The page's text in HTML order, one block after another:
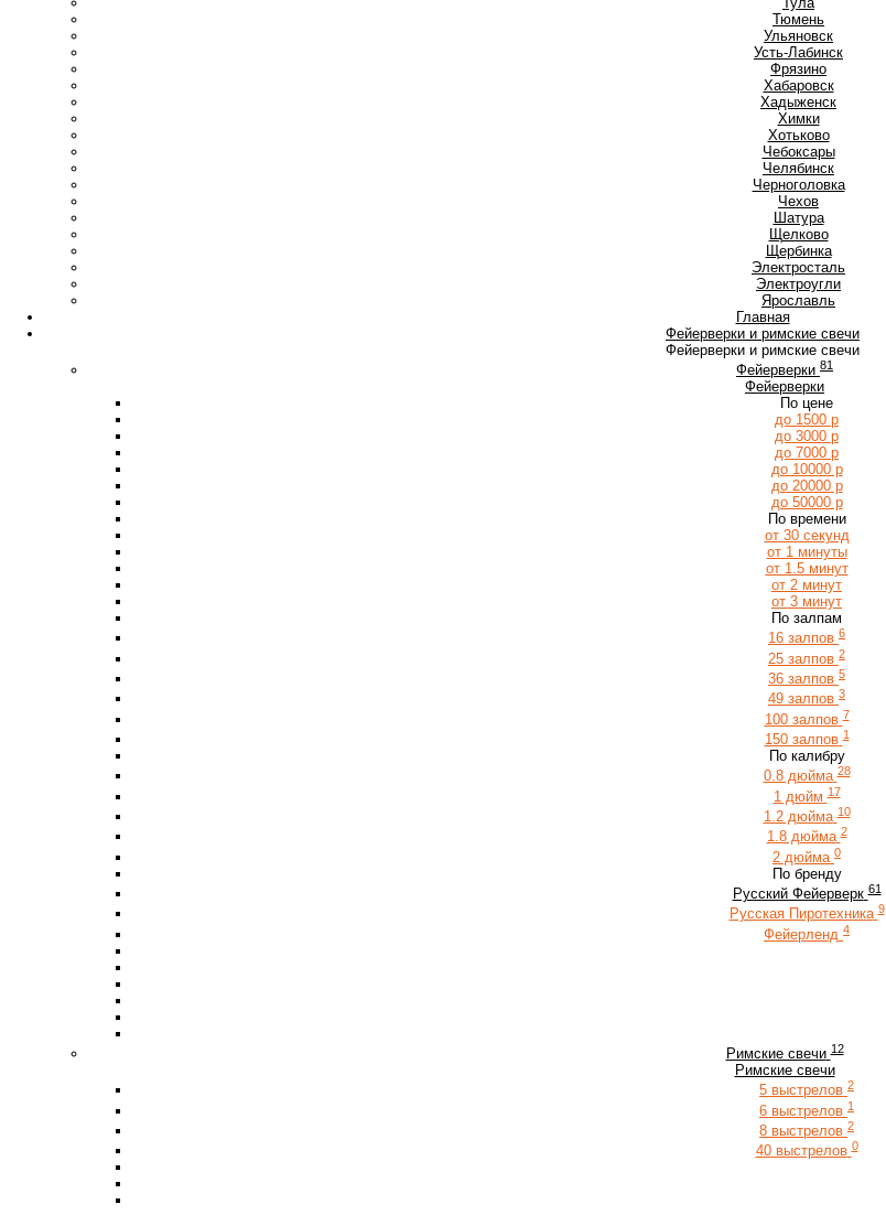
Тюмень
Ульяновск
Усть-Лабинск
Фрязино
Хабаровск
Хадыженск
Химки
Хотьково
Чебоксары
Челябинск
Черноголовка
Чехов
Шатура
Щелково
Щербинка
Электросталь
Электроугли
Ярославль
Главная
Фейерверки и римские свечи
Фейерверки и римские свечи
Фейерверки 81
Фейерверки
По цене
до 1500 р
до 3000 р
до 7000 р
до 10000 р
до 20000 р
до 50000 р
По времени
от 30 секунд
от 1 минуты
от 1.5 минут
от 2 минут
от 3 минут
По залпам
16 залпов 6
25 залпов 2
36 залпов 5
49 залпов 3
100 залпов 7
150 залпов 1
По калибру
0.8 дюйма 28
1 дюйм 17
1.2 дюйма 10
1.8 дюйма 2
2 дюйма 0
По бренду
Русский Фейерверк 61
Русская Пиротехника 9
Фейерленд 4
Римские свечи 12
Римские свечи
5 выстрелов 2
6 выстрелов 1
8 выстрелов 2
40 выстрелов 0